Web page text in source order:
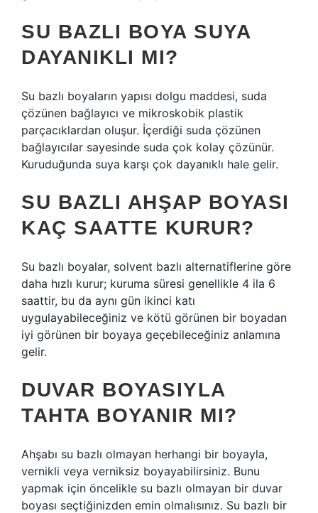
SU BAZLI BOYA SUYA
DAYANIKLI MI?
Su bazlı boyaların yapısı dolgu maddesi, suda
çözünen bağlayıcı ve mikroskobik plastik
parçacıklardan oluşur. İçerdiği suda çözünen
bağlayıcılar sayesinde suda çok kolay çözünür.
Kuruduğunda suya karşı çok dayanıklı hale gelir.
SU BAZLI AHŞAP BOYASI
KAÇ SAATTE KURUR?
Su bazlı boyalar, solvent bazlı alternatiflerine göre
daha hızlı kurur; kuruma süresi genellikle 4 ila 6
saattir, bu da aynı gün ikinci katı
uygulayabileceğiniz ve kötü görünen bir boyadan
iyi görünen bir boyaya geçebileceğiniz anlamına
gelir.
DUVAR BOYASIYLA
TAHTA BOYANIR MI?
Ahşabı su bazlı olmayan herhangi bir boyayla,
vernikli veya verniksiz boyayabilirsiniz. Bunu
yapmak için öncelikle su bazlı olmayan bir duvar
boyası seçtiğinizden emin olmalısınız. Su bazlı bir